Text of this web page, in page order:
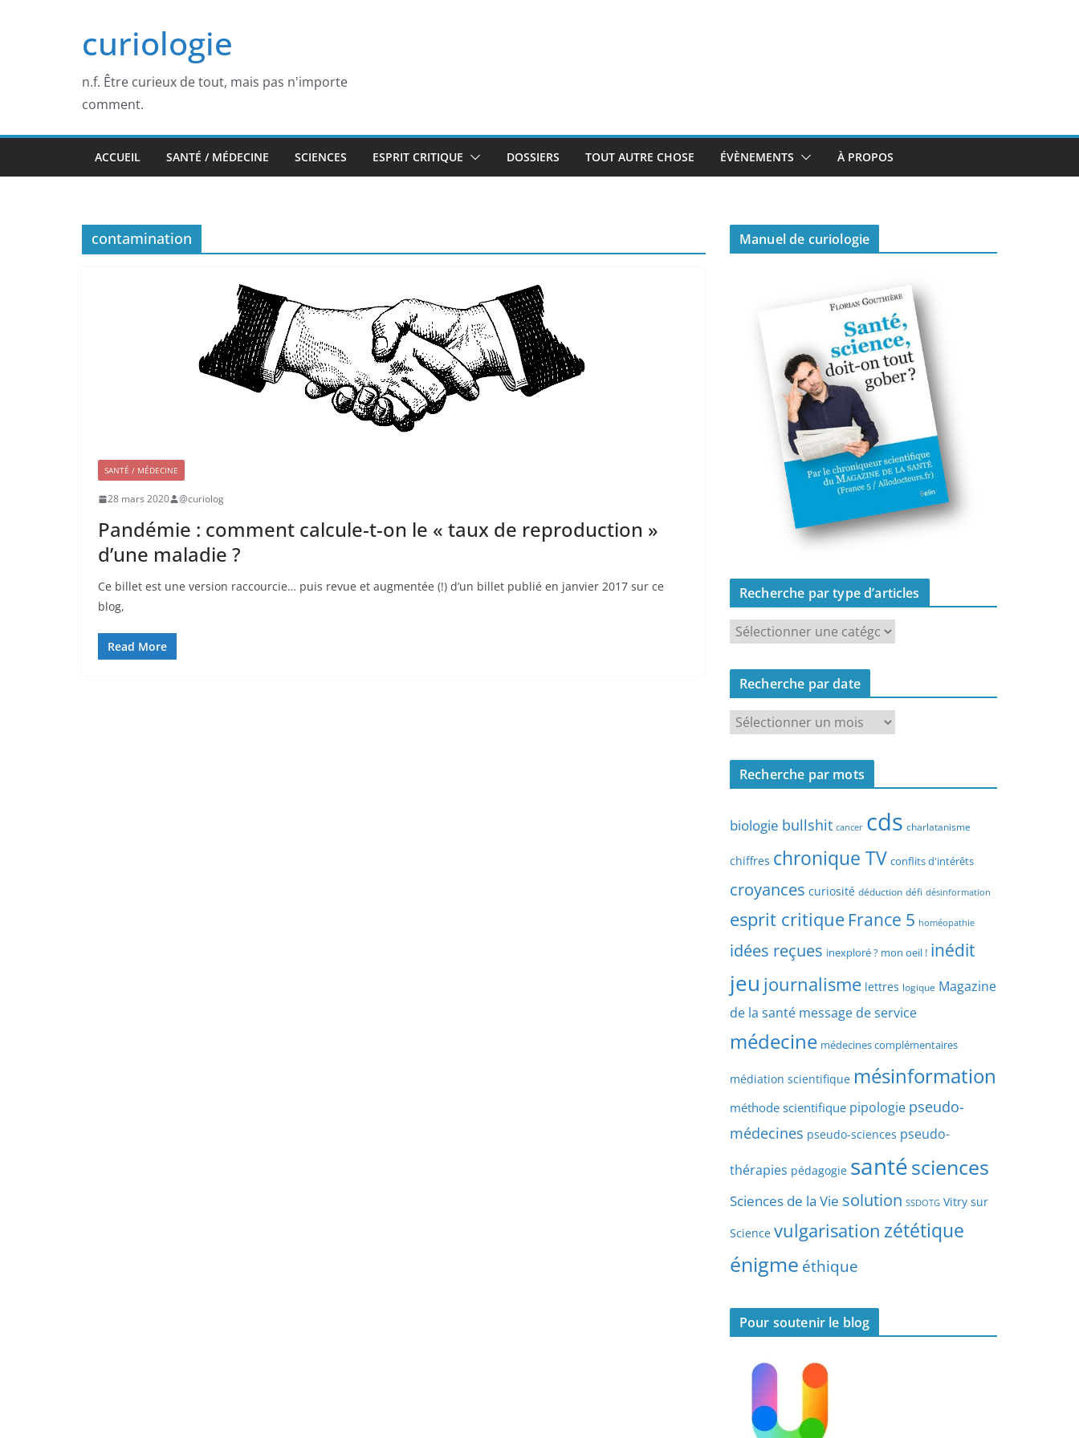
curiologie
n.f. Être curieux de tout, mais pas n'importe
comment.
ACCUEIL SANTÉ / MÉDECINE SCIENCES ESPRIT CRITIQUE DOSSIERS TOUT AUTRE CHOSE ÉVÈNEMENTS À PROPOS
contamination
SANTÉ / MÉDECINE
28 mars 2020 @curiolog
Pandémie : comment calcule-t-on le « taux de reproduction »
d’une maladie ?
Ce billet est une version raccourcie… puis revue et augmentée (!) d’un billet publié en janvier 2017 sur ce
blog,
Read More
Manuel de curiologie
Recherche par type d’articles
e
c
e
e
a
t
y
e
d
a
r
i
e
s
Recherche par date
e
c
r
h
p
a
d
a
t
e
Recherche par mots
biologie bullshit cancer cds charlatanisme
chiffres chronique TV conflits d'intérêts
croyances curiosité déduction défi désinformation
esprit critique France 5 homéopathie
idées reçues inexploré ? mon oeil ! inédit
jeu journalisme lettres logique Magazine
de la santé message de service
médecine médecines complémentaires
médiation scientifique mésinformation
méthode scientifique pipologie pseudo-
médecines pseudo-sciences pseudo-
thérapies pédagogie santésciences
Sciences de la Vie solution SSDOTG Vitry sur
Science vulgarisation zététique
énigme éthique
Pour soutenir le blog